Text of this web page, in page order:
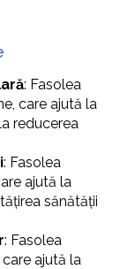
: Fasolea
care ajută la
reducerea
: Fasolea
ajută la
sănătății
: Fasolea
ajută la